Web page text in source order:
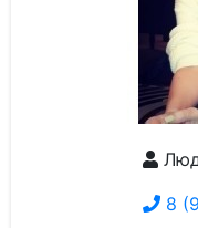
8